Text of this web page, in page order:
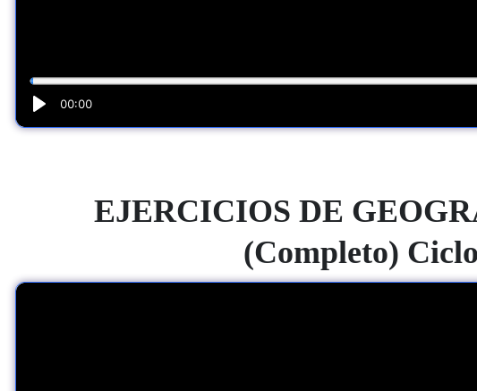
EJERCICIOS DE
(Completo)